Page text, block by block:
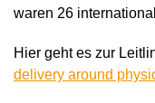
waren 26
Hier geht es zur
delivery around